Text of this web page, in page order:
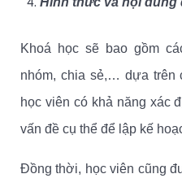
Khoá học sẽ bao gồm
nhóm, chia sẻ,… dựa trên
học viên có khả năng xác
vấn đề cụ thể để lập kế
Đồng thời, học viên cũng